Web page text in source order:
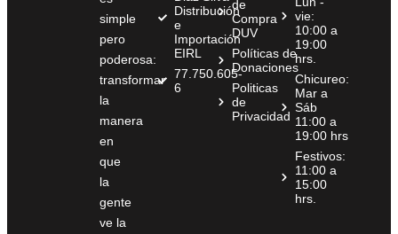
simple
pero
poderosa:
transformar
la
manera
en
que
la
gente
ve la
Distribución
e
Importación
EIRL
77.750.605-
6
de
Compra
DUV
Políticas de
Donaciones
Politicas
de
Privacidad
vie:
10:00 a
19:00
hrs.
Chicureo:
Mar a
Sáb
11:00 a
19:00 hrs
Festivos:
11:00 a
15:00
hrs.